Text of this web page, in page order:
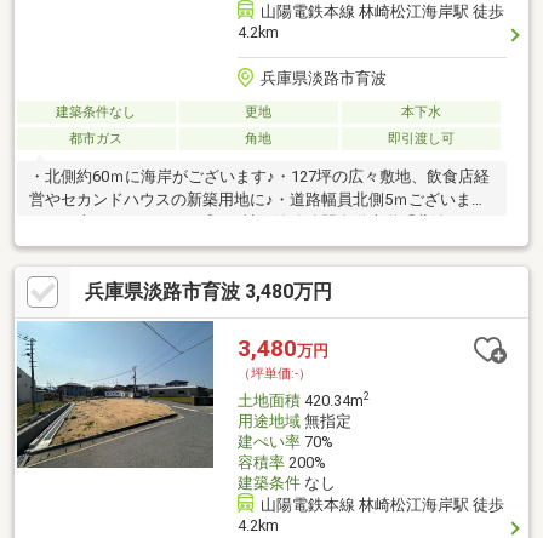
山陽電鉄本線 林崎松江海岸駅 徒歩
4.2km
兵庫県淡路市育波
建築条件なし 更地
本下水
都市ガス
角地 即引渡し可
・北側約60ｍに海岸がございます♪・127坪の広々敷地、飲食店経
営やセカンドハウスの新築用地に♪・道路幅員北側5ｍございます
降りて車で3分♪◆－◆－◆－◆－◆－◆－◆－◆－◆・頭金や
諸費用の出費を出来る限りゼロにしたい。・一戸建てとマンショ
ン、どちらがいいの？ などなど、住宅購入に係ること全てご相
談ください。◆－◆－◆－◆－◆－◆－◆－◆－◆
兵庫県淡路市育波 3,480万円
3,480万円
（坪単価:-）
土地面積420.34m2
用途地域無指定
建ぺい率70%
容積率200%
建築条件なし
山陽電鉄本線 林崎松江海岸駅 徒歩
4.2km